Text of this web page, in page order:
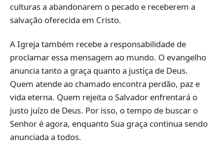
culturas a abandonarem o pecado e receberem a
salvação oferecida em Cristo.
A Igreja também recebe a responsabilidade de
proclamar essa mensagem ao mundo. O evangelho
anuncia tanto a graça quanto a justiça de Deus.
Quem atende ao chamado encontra perdão, paz e
vida eterna. Quem rejeita o Salvador enfrentará o
justo juízo de Deus. Por isso, o tempo de buscar o
Senhor é agora, enquanto Sua graça continua sendo
anunciada a todos.